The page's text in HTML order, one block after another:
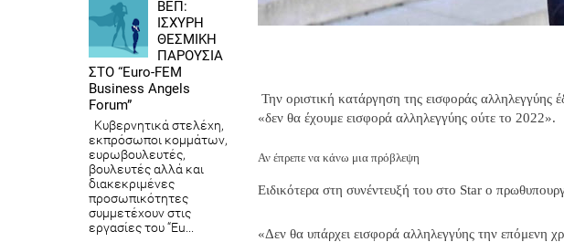
Την οριστική κατάργηση της εισφοράς αλληλεγγύης
«δεν θα έχουμε εισφορά αλληλεγγύης ούτε το 2022».
Αν έπρεπε να κάνω μια πρόβλεψη
Ειδικότερα στη συνέντευξή του στο Star ο
«Δεν θα υπάρχει εισφορά αλληλεγγύης την επόμενη
ΒΕΠ:
ΙΣΧΥΡΗ
ΘΕΣΜΙΚΗ
ΠΑΡΟΥΣΙΑ
ΣΤΟ “Euro-FEM
Business Angels
Forum”
Κυβερνητικά στελέχη,
εκπρόσωποι κομμάτων,
ευρωβουλευτές,
βουλευτές αλλά και
διακεκριμένες
προσωπικότητες
συμμετέχουν στις
εργασίες του “Eu...